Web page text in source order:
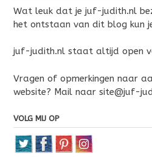
Wat leuk dat je juf-judith.nl
het ontstaan van dit blog kun
juf-judith.nl staat altijd open
Vragen of opmerkingen naar
website? Mail naar site@juf-
VOLG MIJ OP